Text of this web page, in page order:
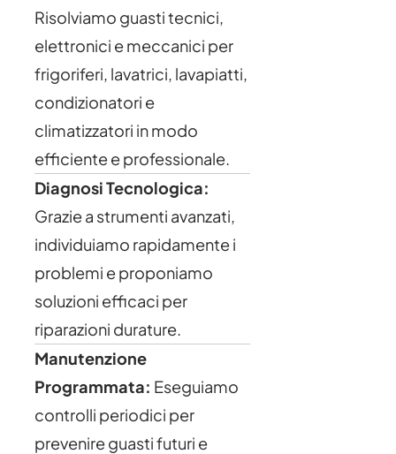
Risolviamo guasti tecnici,
elettronici e meccanici per
frigoriferi, lavatrici, lavapiatti,
condizionatori e
climatizzatori in modo
efficiente e professionale.
Diagnosi Tecnologica:
Grazie a strumenti avanzati,
individuiamo rapidamente i
problemi e proponiamo
soluzioni efficaci per
riparazioni durature.
Manutenzione
Programmata: Eseguiamo
controlli periodici per
prevenire guasti futuri e